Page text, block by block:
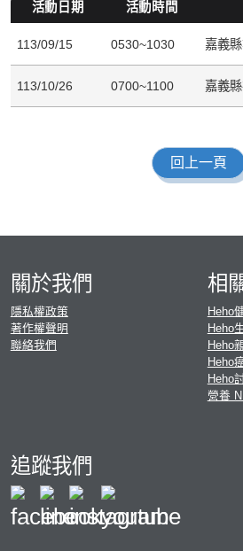
活動日期 活動時間
113/09/15 0530~1030 嘉義
113/10/26 0700~1100 嘉義
回上一頁
關於我們
隱私權政策
著作權聲明
聯絡我們
相
Heho
Heho
Heho
Heho
Heho
營養
追蹤我們